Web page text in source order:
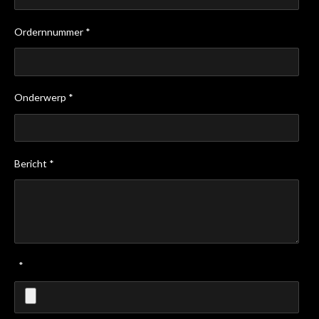
Ordernnummer *
Onderwerp *
Bericht *
*